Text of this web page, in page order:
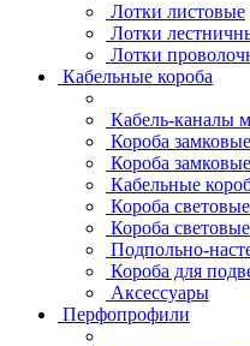
Лотки листовые
Лотки
Лотки
Кабельные короба
Кабель-каналы
Короба
Короба
Кабельные
Короба
Короба
Подпольно-
Короба для
Аксессуары
Перфопрофили